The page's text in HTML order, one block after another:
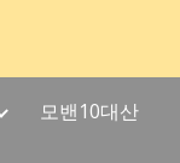
모밴10대산